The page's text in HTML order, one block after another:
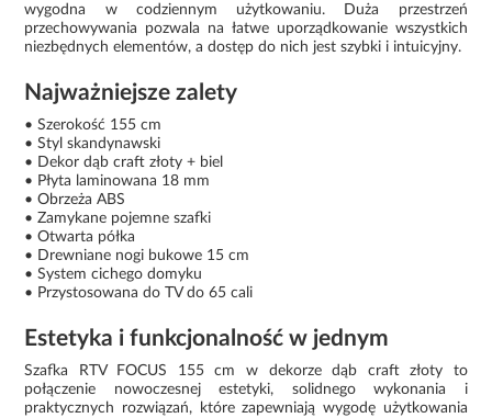
wygodna w codziennym użytkowaniu. Duża przestrzeń
przechowywania pozwala na łatwe uporządkowanie wszystkich
niezbędnych elementów, a dostęp do nich jest szybki i intuicyjny.
Najważniejsze zalety
• Szerokość 155 cm
• Styl skandynawski
• Dekor dąb craft złoty + biel
• Płyta laminowana 18 mm
• Obrzeża ABS
• Zamykane pojemne szafki
• Otwarta półka
• Drewniane nogi bukowe 15 cm
• System cichego domyku
• Przystosowana do TV do 65 cali
Estetyka i funkcjonalność w jednym
Szafka RTV FOCUS 155 cm w dekorze dąb craft złoty to
połączenie nowoczesnej estetyki, solidnego wykonania i
praktycznych rozwiązań, które zapewniają wygodę użytkowania